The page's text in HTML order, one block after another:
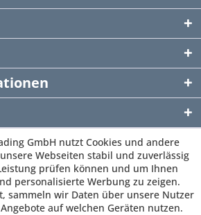
GmbH nutzt Cookies und andere
Webseiten stabil und zuverlässig
prüfen können und um Ihnen
personalisierte Werbung zu zeigen.
sammeln wir Daten über unsere Nutzer
auf welchen Geräten nutzen.